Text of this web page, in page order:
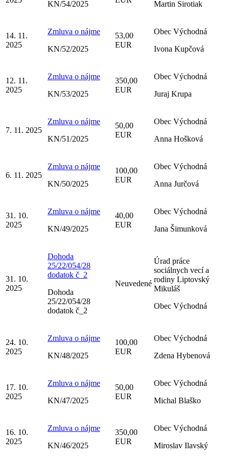
KN/54/2025 Martin Sirotiak
14. 11.
2025
Zmluva o nájme
KN/52/2025
53,00
EUR
Obec Východná
Ivona Kupčová
12. 11.
2025
Zmluva o nájme
KN/53/2025
350,00
EUR
Obec Východná
Juraj Krupa
7. 11. 2025
Zmluva o nájme
KN/51/2025
50,00
EUR
Obec Východná
Anna Hošková
6. 11. 2025
Zmluva o nájme
KN/50/2025
100,00
EUR
Obec Východná
Anna Jurčová
31. 10.
2025
Zmluva o nájme
KN/49/2025
40,00
EUR
Obec Východná
Jana Šimunková
31. 10.
2025
Dohoda
25/22/054/28
dodatok č_2
Dohoda
25/22/054/28
dodatok č_2
Neuvedené
Úrad práce
sociálnych vecí a
rodiny Liptovský
Mikuláš
Obec Východná
24. 10.
2025
Zmluva o nájme
KN/48/2025
100,00
EUR
Obec Východná
Zdena Hybenová
17. 10.
2025
Zmluva o nájme
KN/47/2025
50,00
EUR
Obec Východná
Michal Blaško
16. 10.
2025
Zmluva o nájme
KN/46/2025
350,00
EUR
Obec Východná
Miroslav Ilavský